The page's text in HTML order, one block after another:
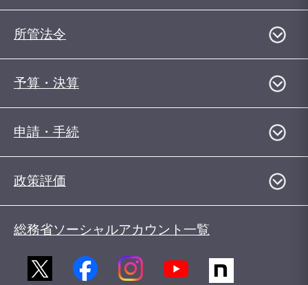
所管法令
予算・決算
申請・手続
政策評価
総務省ソーシャルアカウント一覧